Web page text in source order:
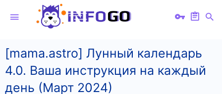
[mama.astro] Лунный календарь
4.0. Ваша инструкция на каждый
день (Март 2024)